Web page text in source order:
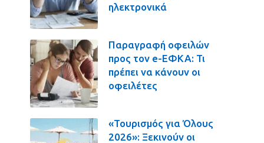
ηλεκτρονικά
Παραγραφή οφειλών
προς τον e-ΕΦΚΑ: Τι
πρέπει να κάνουν οι
οφειλέτες
«Τουρισμός για Όλους
2026»: Ξεκινούν οι